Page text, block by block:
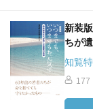
新装
ちが
知覧
177